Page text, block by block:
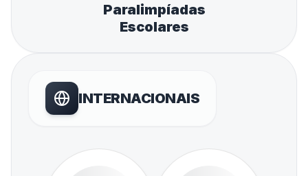
Paralimpíadas
Escolares
INTERNACIONAIS